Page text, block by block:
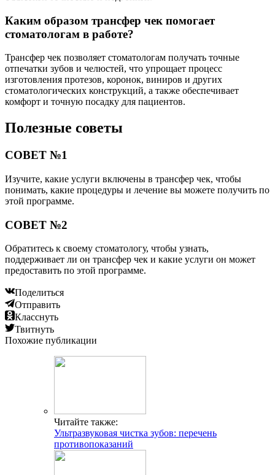
Каким образом трансфер чек помогает
стоматологам в работе?
Трансфер чек позволяет стоматологам получать точные
отпечатки зубов и челюстей, что упрощает процесс
изготовления протезов, коронок, виниров и других
стоматологических конструкций, а также обеспечивает
комфорт и точную посадку для пациентов.
Полезные советы
СОВЕТ №1
Изучите, какие услуги включены в трансфер чек, чтобы
понимать, какие процедуры и лечение вы можете получить по
этой программе.
СОВЕТ №2
Обратитесь к своему стоматологу, чтобы узнать,
поддерживает ли он трансфер чек и какие услуги он может
предоставить по этой программе.
Поделиться
Отправить
Класснуть
Твитнуть
Похожие публикации
Читайте также:
Ультразвуковая чистка зубов: перечень
противопоказаний